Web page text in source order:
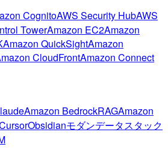
CognitoAWS Security HubAWS
TowerAmazon EC2Amazon
Amazon QuickSightAmazon
CloudFrontAmazon Connect
Amazon BedrockRAGAmazon
Obsidianモダンデータスタック